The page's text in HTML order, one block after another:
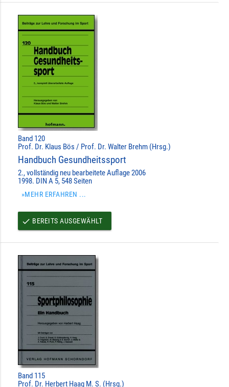
Band 120
Prof. Dr. Klaus Bös / Prof. Dr. Walter Brehm (Hrsg.)
Handbuch Gesundheitssport
2., vollständig neu bearbeitete Auflage 2006
1998. DIN A 5, 548 Seiten
»MEHR ERFAHREN ...
done BEREITS AUSGEWÄHLT
Band 115
Prof. Dr. Herbert Haag M. S. (Hrsg.)